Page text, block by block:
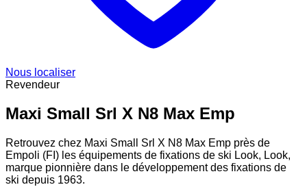
Nous localiser
Revendeur
Maxi Small Srl X N8 Max Emp
Retrouvez chez Maxi Small Srl X N8 Max Emp près de
Empoli (FI) les équipements de fixations de ski Look, Look,
marque pionnière dans le développement des fixations de
ski depuis 1963.